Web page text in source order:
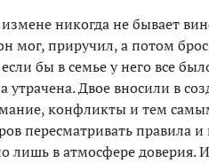
никогда не бывает
мог, приручил, а потом
бы в семье у него все
Двое вносили в
конфликты и тем
пересматривать правила
лишь в атмосфере доверия.